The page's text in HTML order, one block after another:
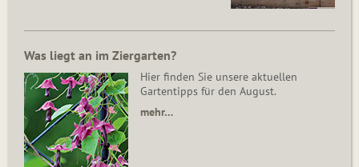
Was liegt an im Ziergarten?
Hier finden Sie unsere aktuellen
Gartentipps für den August.
mehr…